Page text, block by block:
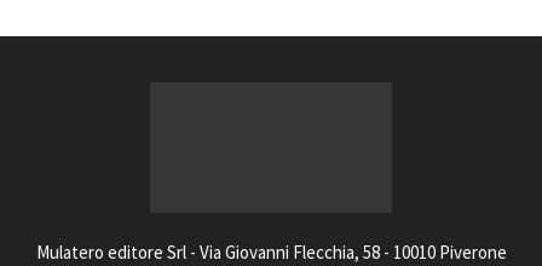
Mulatero editore Srl - Via Giovanni Flecchia, 58 - 10010 Piverone